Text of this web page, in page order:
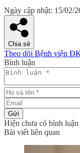
Ngày cập nhật: 15/02/
Chia sẻ
Theo dõi Bệnh viện
Bình luận
Gửi
Hiện chưa có bình luận
Bài viết liên quan